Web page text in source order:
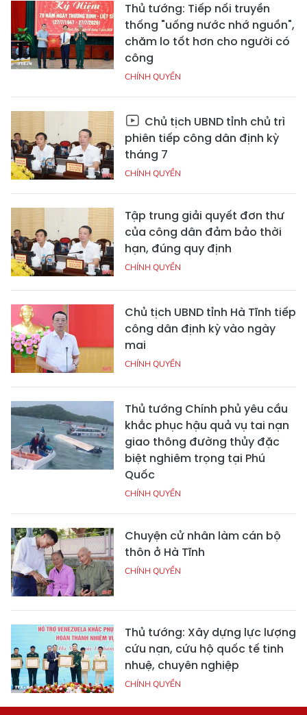
Thủ tướng: Tiếp nối truyền
thống "uống nước nhớ nguồn",
chăm lo tốt hơn cho người có
công
CHÍNH QUYỀN
Chủ tịch UBND tỉnh chủ trì
phiên tiếp công dân định kỳ
tháng 7
CHÍNH QUYỀN
Tập trung giải quyết đơn thư
của công dân đảm bảo thời
hạn, đúng quy định
CHÍNH QUYỀN
Chủ tịch UBND tỉnh Hà Tĩnh tiếp
công dân định kỳ vào ngày
mai
CHÍNH QUYỀN
Thủ tướng Chính phủ yêu cầu
khắc phục hậu quả vụ tai nạn
giao thông đường thủy đặc
biệt nghiêm trọng tại Phú
Quốc
CHÍNH QUYỀN
Chuyện cử nhân làm cán bộ
thôn ở Hà Tĩnh
CHÍNH QUYỀN
Thủ tướng: Xây dựng lực lượng
cứu nạn, cứu hộ quốc tế tinh
nhuệ, chuyên nghiệp
CHÍNH QUYỀN